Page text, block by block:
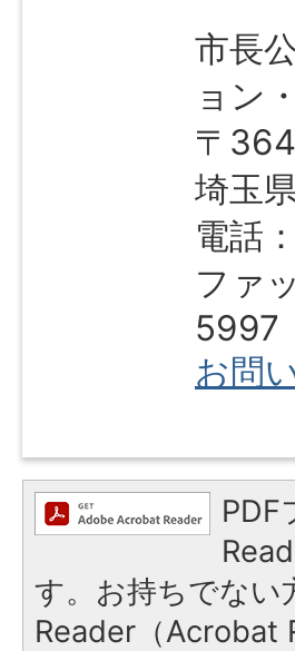
市長
ョン
〒
埼玉
電話
ファ
5997
お問
PDF
す。お持ちでない
Reader（Acrobat